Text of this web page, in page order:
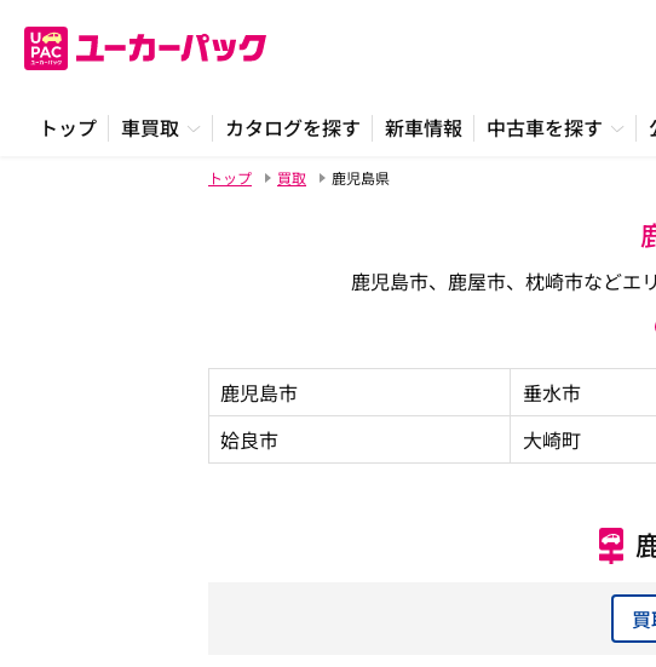
トップ 車買取 カタログを探す 新車情報 中古車を探す
トップ 買取 鹿児島県
鹿児島市、鹿屋市、枕崎市などエ
鹿児島市 垂水市
姶良市
大崎町